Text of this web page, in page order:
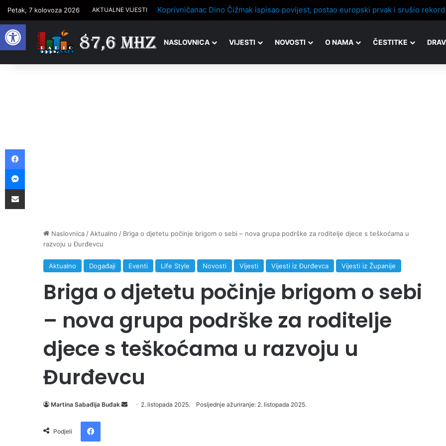
Open toolbar
Petak, 7 kolovoza 2026 AKTUALNE VIJESTI
NASLOVNICA VIJESTI NOVOSTI O NAMA ČESTITKE
Naslovnica / Aktualno / Briga o djetetu počinje brigom o sebi – nova grupa podrške za roditelje djece s teškoćama u
razvoju u Đurđevcu
Aktualno Događaji Eventi Life Style Novosti Vijesti Vijesti iz Đurđevca Vijesti iz Županije
Briga o djetetu počinje brigom o sebi
– nova grupa podrške za roditelje
djece s teškoćama u razvoju u
Đurđevcu
Martina Sabađija Buđak 2. listopada 2025. Posljednje ažuriranje: 2. listopada 2025.
Podjeli